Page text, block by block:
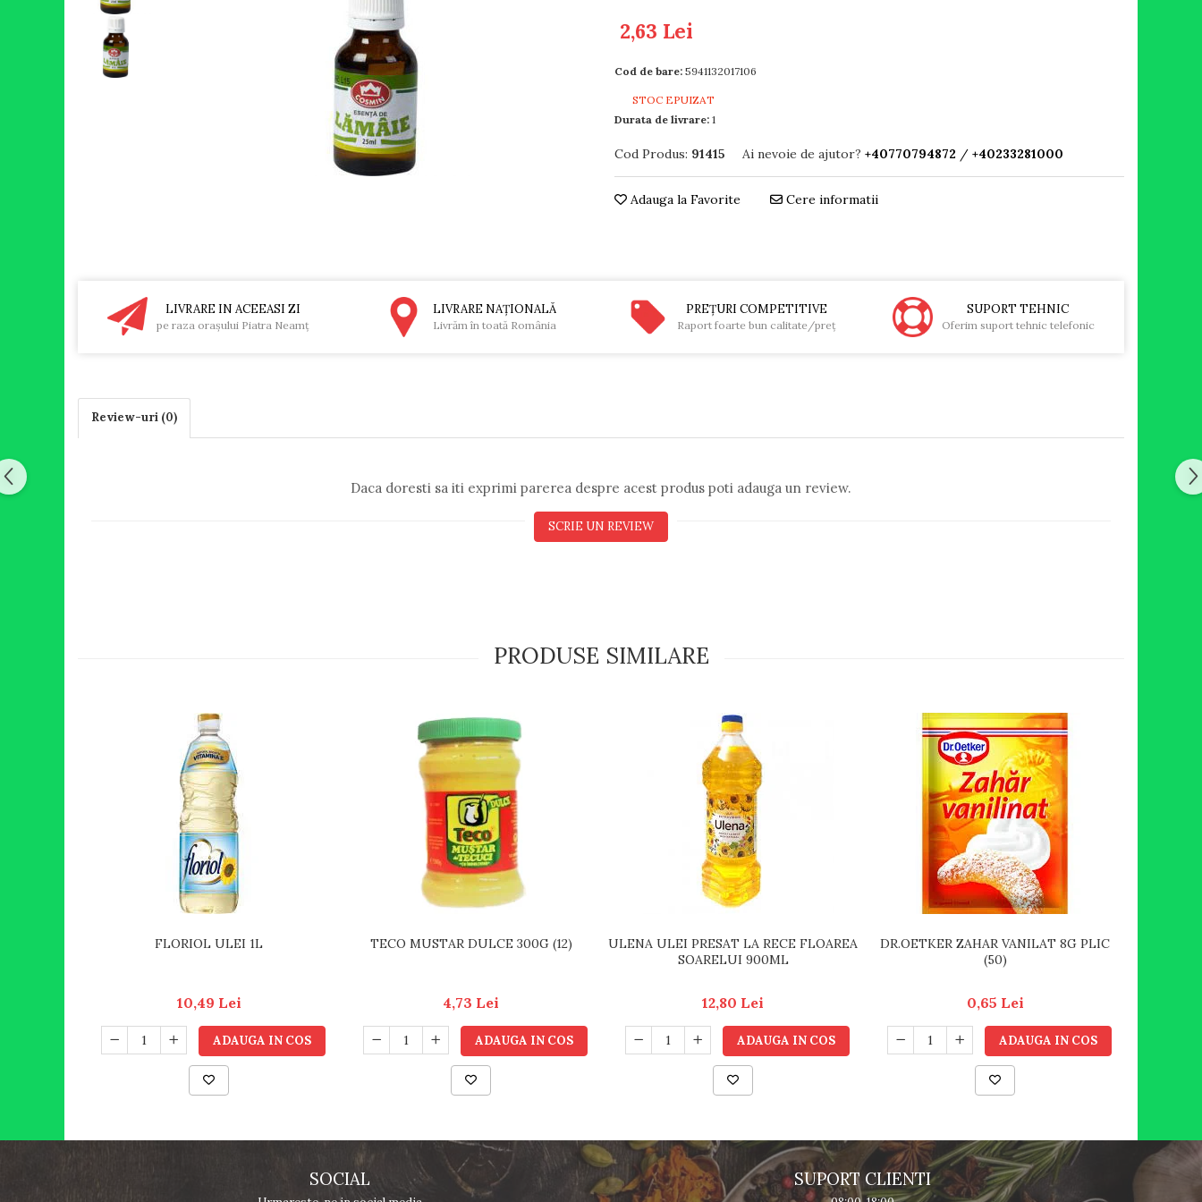
2,63 Lei
Cod de bare: 5941132017106
STOC EPUIZAT
Durata de livrare: 1
Cod Produs: 91415 Ai nevoie de ajutor? +40770794872 / +40233281000
Adauga la Favorite Cere informatii
LIVRARE IN ACEEASI ZI
pe raza oraşului Piatra Neamţ
LIVRARE NAŢIONALĂ
Livrăm în toată România
PREŢURI COMPETITIVE
Raport foarte bun calitate/preţ
SUPORT TEHNIC
Oferim suport tehnic telefonic
Review-uri (0)
Daca doresti sa iti exprimi parerea despre acest produs poti adauga un review.
SCRIE UN REVIEW
PRODUSE SIMILARE
FLORIOL ULEI 1L
10,49 Lei
ADAUGA IN COS
TECO MUSTAR DULCE 300G (12)
4,73 Lei
ADAUGA IN COS
ULENA ULEI PRESAT LA RECE FLOAREA
SOARELUI 900ML
12,80 Lei
ADAUGA IN COS
DR.OETKER ZAHAR VANILAT 8G PLIC
(50)
0,65 Lei
ADAUGA IN COS
SOCIAL SUPORT CLIENTI